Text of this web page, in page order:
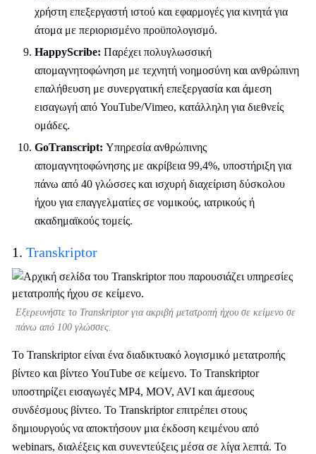
χρήστη επεξεργαστή ιστού και εφαρμογές για κινητά για
άτομα με περιορισμένο προϋπολογισμό.
HappyScribe: Παρέχει πολυγλωσσική
απομαγνητοφώνηση με τεχνητή νοημοσύνη και ανθρώπινη
επαλήθευση με συνεργατική επεξεργασία και άμεση
εισαγωγή από YouTube/Vimeo, κατάλληλη για διεθνείς
ομάδες.
GoTranscript: Υπηρεσία ανθρώπινης
απομαγνητοφώνησης με ακρίβεια 99,4%, υποστήριξη για
πάνω από 40 γλώσσες και ισχυρή διαχείριση δύσκολου
ήχου για επαγγελματίες σε νομικούς, ιατρικούς ή
ακαδημαϊκούς τομείς.
1. Transkriptor
Εξερευνήστε το Transkriptor για ακριβή μετατροπή ήχου σε κείμενο σε
πάνω από 100 γλώσσες.
Το Transkriptor είναι ένα διαδικτυακό λογισμικό μετατροπής
βίντεο και βίντεο YouTube σε κείμενο. Το Transkriptor
υποστηρίζει εισαγωγές MP4, MOV, AVI και άμεσους
συνδέσμους βίντεο. Το Transkriptor επιτρέπει στους
δημιουργούς να αποκτήσουν μια έκδοση κειμένου από
webinars, διαλέξεις και συνεντεύξεις μέσα σε λίγα λεπτά. Το